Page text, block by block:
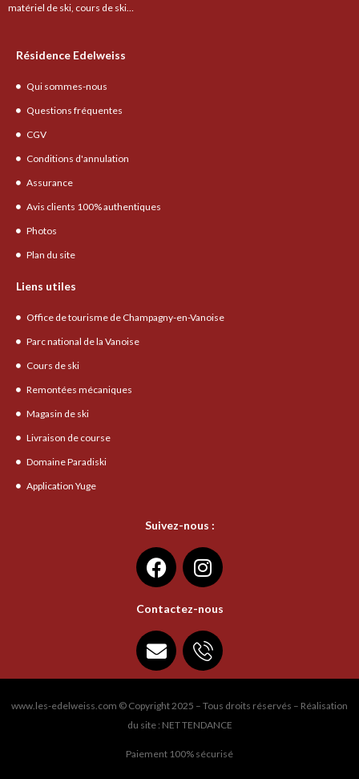
matériel de ski, cours de ski…
Résidence Edelweiss
Qui sommes-nous
Questions fréquentes
CGV
Conditions d'annulation
Assurance
Avis clients 100% authentiques
Photos
Plan du site
Liens utiles
Office de tourisme de Champagny-en-Vanoise
Parc national de la Vanoise
Cours de ski
Remontées mécaniques
Magasin de ski
Livraison de course
Domaine Paradiski
Application Yuge
Suivez-nous :
Contactez-nous
www.les-edelweiss.com © Copyright 2025 – Tous droits réservés – Réalisation
du site : NET TENDANCE
Paiement 100% sécurisé